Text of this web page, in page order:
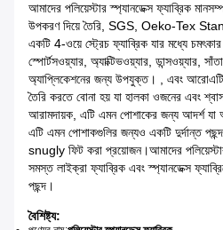
আমাদের পলিয়েস্টার স্প্যানডেক্স ফ্যাব্রিক
উপকরণ দিয়ে তৈরি, SGS, Oeko-Tex
একটি 4-ওয়ে স্ট্রেচ ফ্যাব্রিক যার মধ্যে
স্পোর্টসওয়্যার, অ্যাক্টিভওয়্যার, ডান্সওয়্যার,
অ্যাপ্লিকেশনের জন্য উপযুক্ত। , এবং
তৈরি করতে বোনা হয় যা হালকা ওজনের এবং
আরামদায়ক, এটি এমন পোশাকের জন্য আদর্শ যা
এটি এমন পোশাকগুলির জন্যও একটি দুর্দান্ত
snugly ফিট করা প্রয়োজন।আমাদের
সমস্ত লাইক্রা ফ্যাব্রিক এবং স্প্যানডেক্স
পছন্দ।
বৈশিষ্ট্য: